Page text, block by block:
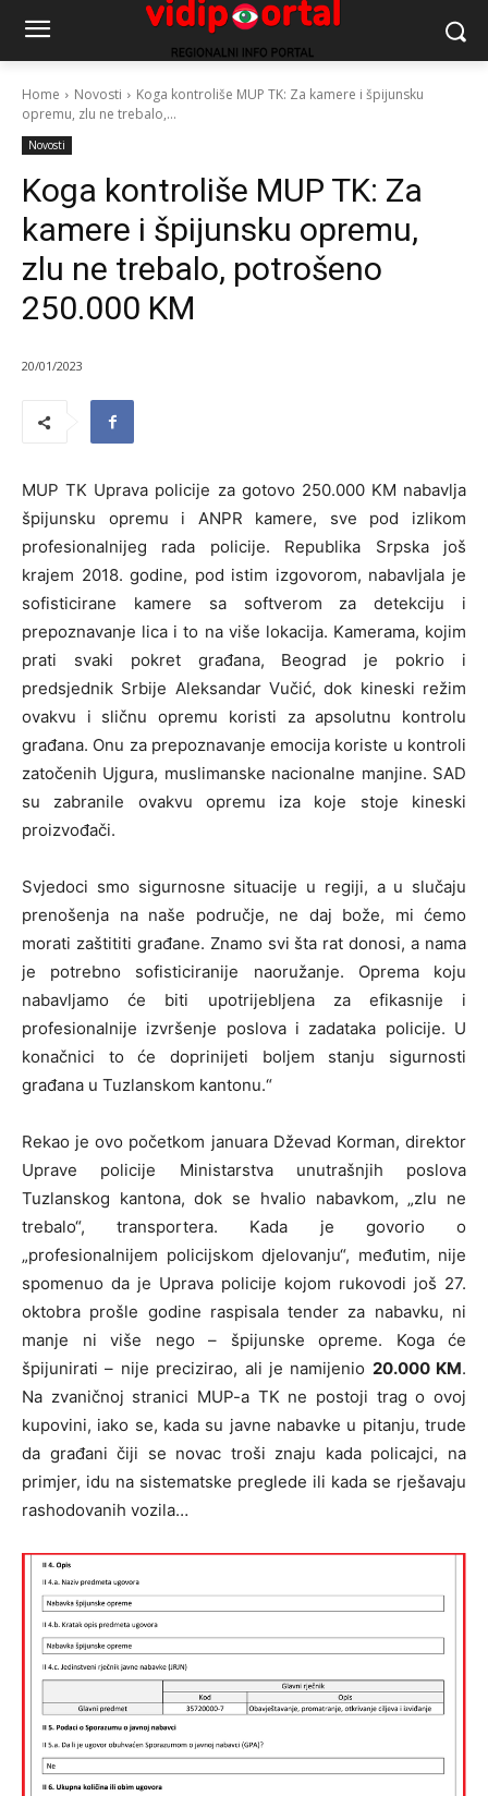
Home Novosti
Koga kontroliše MUP TK: Za kamere i špijunsku
opremu, zlu ne trebalo,...
Novosti
Koga kontroliše MUP TK: Za
kamere i špijunsku opremu,
zlu ne trebalo, potrošeno
250.000 KM
20/01/2023
MUP TK Uprava policije za gotovo 250.000 KM nabavlja
špijunsku opremu i ANPR kamere, sve pod izlikom
profesionalnijeg rada policije. Republika Srpska još
krajem 2018. godine, pod istim izgovorom, nabavljala je
sofisticirane kamere sa softverom za detekciju i
prepoznavanje lica i to na više lokacija. Kamerama, kojim
prati svaki pokret građana, Beograd je pokrio i
predsjednik Srbije Aleksandar Vučić, dok kineski režim
ovakvu i sličnu opremu koristi za apsolutnu kontrolu
građana. Onu za prepoznavanje emocija koriste u kontroli
zatočenih Ujgura, muslimanske nacionalne manjine. SAD
su zabranile ovakvu opremu iza koje stoje kineski
proizvođači.
Svjedoci smo sigurnosne situacije u regiji, a u slučaju
prenošenja na naše područje, ne daj bože, mi ćemo
morati zaštititi građane. Znamo svi šta rat donosi, a nama
je potrebno sofisticiranije naoružanje. Oprema koju
nabavljamo će biti upotrijebljena za efikasnije i
profesionalnije izvršenje poslova i zadataka policije. U
konačnici to će doprinijeti boljem stanju sigurnosti
građana u Tuzlanskom kantonu.“
Rekao je ovo početkom januara Dževad Korman, direktor
Uprave policije Ministarstva unutrašnjih poslova
Tuzlanskog kantona, dok se hvalio nabavkom, „zlu ne
trebalo“, transportera. Kada je govorio o
„profesionalnijem policijskom djelovanju“, međutim, nije
spomenuo da je Uprava policije kojom rukovodi još 27.
oktobra prošle godine raspisala tender za nabavku, ni
manje ni više nego – špijunske opreme. Koga će
špijunirati – nije precizirao, ali je namijenio 20.000 KM.
Na zvaničnoj stranici MUP-a TK ne postoji trag o ovoj
kupovini, iako se, kada su javne nabavke u pitanju, trude
da građani čiji se novac troši znaju kada policajci, na
primjer, idu na sistematske preglede ili kada se rješavaju
rashodovanih vozila…